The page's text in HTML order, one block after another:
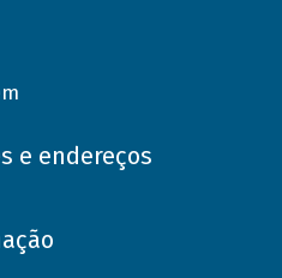
e endereços